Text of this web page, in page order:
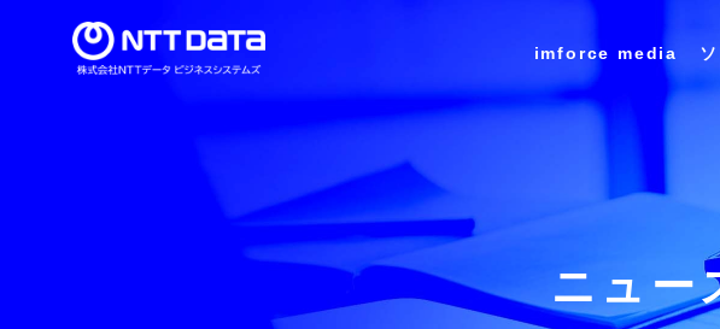
imforce media
セミナー情報
ビジネススイート
インテグレーション
シリーズ
トランスレーション
ミッション・ビジョン・バリュー
会社概要 /
キャリア採
ニュー